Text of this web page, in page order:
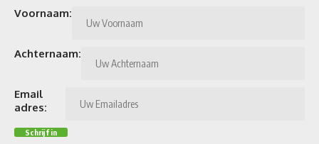
Voornaam:
Achternaam:
Email
adres: